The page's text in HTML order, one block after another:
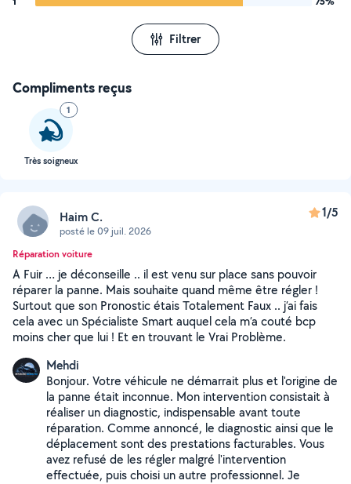
Filtrer
Compliments reçus
1
Très soigneux
Haim C.
posté le 09 juil. 2026
1/5
Réparation voiture
A Fuir … je déconseille .. il est venu sur place sans pouvoir
réparer la panne. Mais souhaite quand même être régler !
Surtout que son Pronostic étais Totalement Faux .. j’ai fais
cela avec un Spécialiste Smart auquel cela m’a couté bcp
moins cher que lui ! Et en trouvant le Vrai Problème.
Mehdi
Bonjour. Votre véhicule ne démarrait plus et l'origine de
la panne était inconnue. Mon intervention consistait à
réaliser un diagnostic, indispensable avant toute
réparation. Comme annoncé, le diagnostic ainsi que le
déplacement sont des prestations facturables. Vous
avez refusé de les régler malgré l'intervention
effectuée, puis choisi un autre professionnel. Je